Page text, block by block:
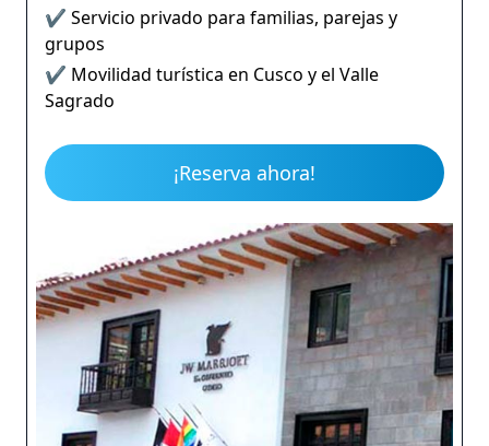
✔ Servicio privado para familias, parejas y
grupos
✔ Movilidad turística en Cusco y el Valle
Sagrado
¡Reserva ahora!